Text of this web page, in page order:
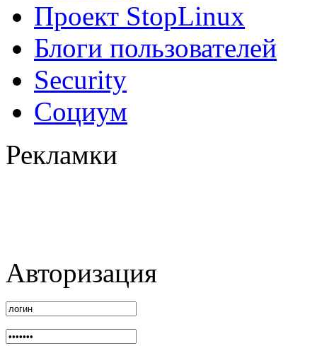
Проект StopLinux
Блоги пользователей
Security
Социум
Рекламки
Авторизация